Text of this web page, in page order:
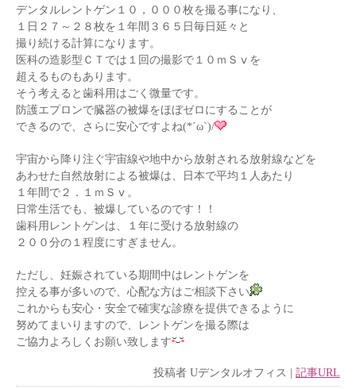
デンタルレントゲン１０，０００枚を撮る事になり、
１日２７～２８枚を１年間３６５日毎日延々と
撮り続ける計算になります。
医科の造影型ＣＴでは１回の撮影で１０ｍＳⅴを
超えるものもあります。
そう考えると歯科用はごく微量です。
防護エプロンで臓器の被爆をほぼゼロにすることが
できるので、さらに安心ですよね(*´ω`)/
宇宙から降り注ぐ宇宙線や地中から放射される放射線などを
あわせた自然放射による被爆は、日本で平均１人あたり
１年間で２．１ｍＳⅴ。
日常生活でも、被爆しているのです！！
歯科用レントゲンは、１年に受ける放射線の
２００分の１程度にすぎません。
ただし、妊娠されている期間中はレントゲンを
控える事が多いので、心配な方はご相談下さい
これからも安心・安全で確実な診療を提供できるように
努めてまいりますので、レントゲンを撮る際は
ご協力よろしくお願い致します
投稿者 Uデンタルオフィス | 記事URL